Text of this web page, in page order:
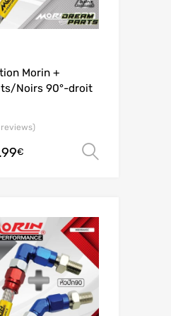
Morin +
Noirs 90°-droit
€